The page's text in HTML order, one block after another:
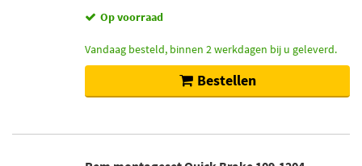
Op voorraad
Vandaag besteld, binnen 2 werkdagen bij u geleverd.
Bestellen